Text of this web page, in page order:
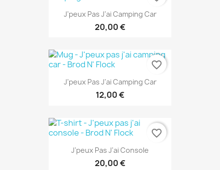
J'peux Pas J'ai Camping Car
20,00 €
J'peux Pas J'ai Camping Car
12,00 €
favorite_border
J'peux Pas J'ai Console
20,00 €
favorite_border